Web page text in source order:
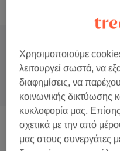
Όλα
Μανικιούρ Και Θεραπείες
Χρησιμοποιούμε
λειτουργεί σωστά, να
διαφημίσεις, να
κοινωνικής δικτύωσης
κυκλοφορία μας.
σχετικά με την από
μας στους συνεργάτες